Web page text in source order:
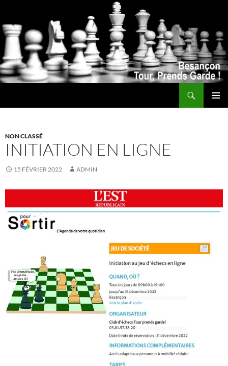
NON CLASSÉ
INITIATION EN LIGNE
15 FÉVRIER 2022 ADMIN